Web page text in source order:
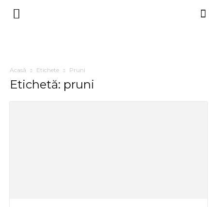
Acasă Etichete Pruni
Etichetă: pruni